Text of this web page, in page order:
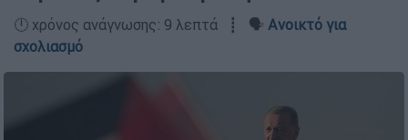
🕛 χρόνος ανάγνωσης: 9 λεπτά ┋ 🗣️ Ανοικτό για
σχολιασμό